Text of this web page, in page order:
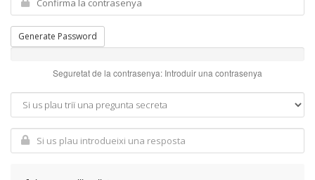
Generate Password
Seguretat de la contrasenya: Introduir una contrasenya